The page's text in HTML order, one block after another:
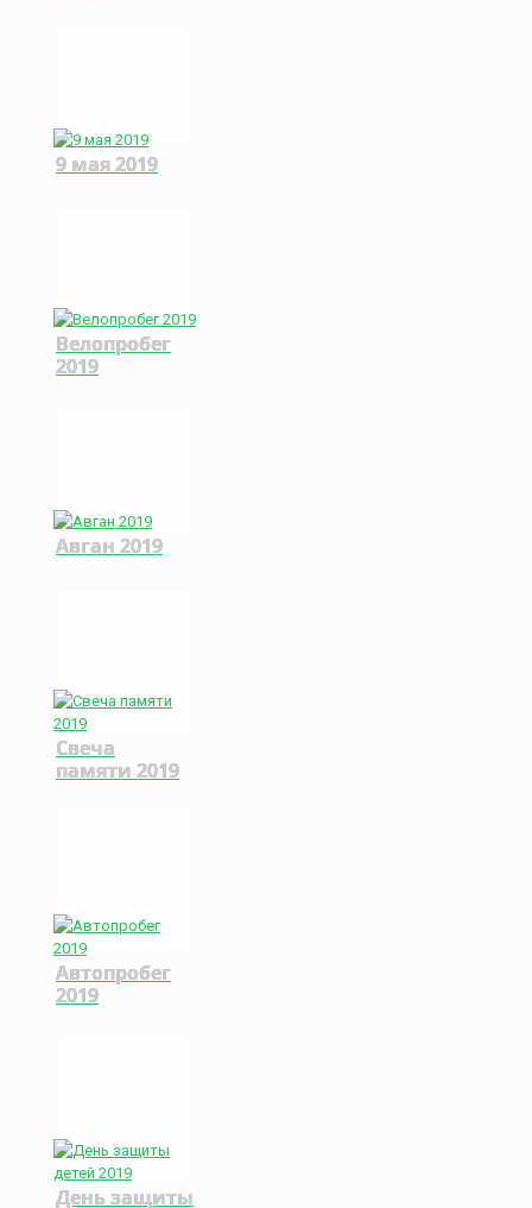
9 мая 2019
Велопробег
2019
Авган 2019
Свеча
памяти 2019
Автопробег
2019
День защиты